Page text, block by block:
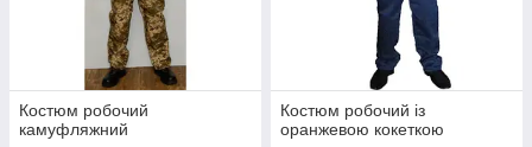
Костюм робочий
камуфляжний
Костюм робочий із
оранжевою кокеткою